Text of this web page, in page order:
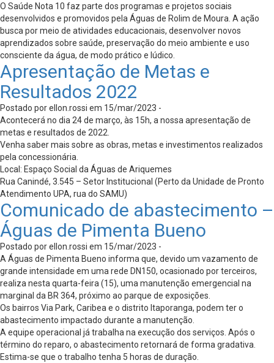
O Saúde Nota 10 faz parte dos programas e projetos sociais
desenvolvidos e promovidos pela Águas de Rolim de Moura. A ação
busca por meio de atividades educacionais, desenvolver novos
aprendizados sobre saúde, preservação do meio ambiente e uso
consciente da água, de modo prático e lúdico.
Apresentação de Metas e
Resultados 2022
Postado por ellon.rossi em 15/mar/2023 -
Acontecerá no dia 24 de março, às 15h, a nossa apresentação de
metas e resultados de 2022.
Venha saber mais sobre as obras, metas e investimentos realizados
pela concessionária.
Local: Espaço Social da Águas de Ariquemes
Rua Canindé, 3.545 – Setor Institucional (Perto da Unidade de Pronto
Atendimento UPA, rua do SAMU)
Comunicado de abastecimento –
Águas de Pimenta Bueno
Postado por ellon.rossi em 15/mar/2023 -
A Águas de Pimenta Bueno informa que, devido um vazamento de
grande intensidade em uma rede DN150, ocasionado por terceiros,
realiza nesta quarta-feira (15), uma manutenção emergencial na
marginal da BR 364, próximo ao parque de exposições.
Os bairros Via Park, Caribea e o distrito Itaporanga, podem ter o
abastecimento impactado durante a manutenção.
A equipe operacional já trabalha na execução dos serviços. Após o
término do reparo, o abastecimento retornará de forma gradativa.
Estima-se que o trabalho tenha 5 horas de duração.